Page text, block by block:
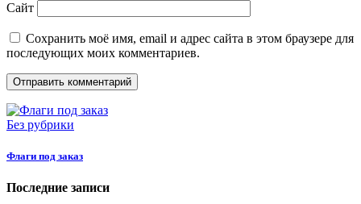
Сайт
Сохранить моё имя, email и адрес сайта в этом браузере для
последующих моих комментариев.
Без рубрики
Флаги под заказ
Последние записи